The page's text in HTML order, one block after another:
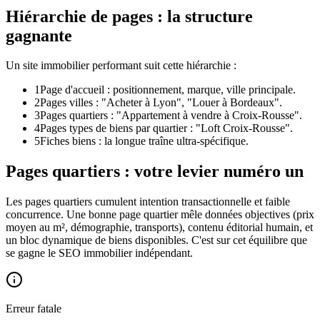
Hiérarchie de pages : la structure
gagnante
Un site immobilier performant suit cette hiérarchie :
1Page d'accueil : positionnement, marque, ville principale.
2Pages villes : "Acheter à Lyon", "Louer à Bordeaux".
3Pages quartiers : "Appartement à vendre à Croix-Rousse".
4Pages types de biens par quartier : "Loft Croix-Rousse".
5Fiches biens : la longue traîne ultra-spécifique.
Pages quartiers : votre levier numéro un
Les pages quartiers cumulent intention transactionnelle et faible
concurrence. Une bonne page quartier mêle données objectives (prix
moyen au m², démographie, transports), contenu éditorial humain, et
un bloc dynamique de biens disponibles. C'est sur cet équilibre que
se gagne le SEO immobilier indépendant.
Erreur fatale